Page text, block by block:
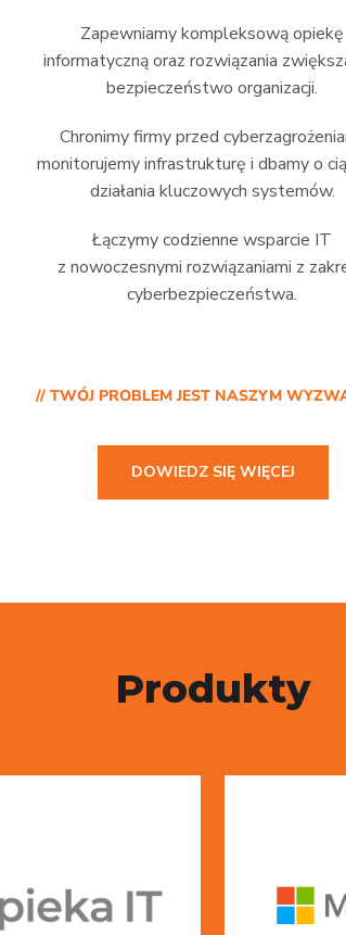
Zapewniamy kompleksową opiekę
informatyczną oraz rozwiązania
bezpieczeństwo organizacji.
Chronimy firmy przed
monitorujemy infrastrukturę i dbamy o
działania kluczowych systemów.
Łączymy codzienne wsparcie IT
z nowoczesnymi rozwiązaniami z
cyberbezpieczeństwa.
// TWÓJ PROBLEM JEST NASZYM
DOWIEDZ SIĘ WIĘCEJ
Produkty